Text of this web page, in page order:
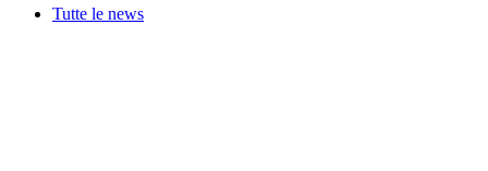
Tutte le news